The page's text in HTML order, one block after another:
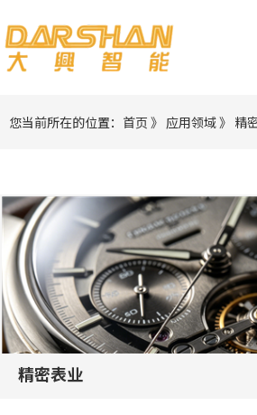
您当前所在的位置： 首页 》 应用领域》 精
精密表业